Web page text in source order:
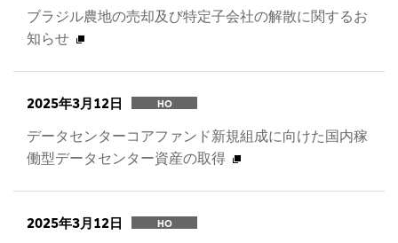
ブラジル農地の売却及び特定子会社の解散に関するお
知らせ
2025年3月12日 HO
データセンターコアファンド新規組成に向けた国内稼
働型データセンター資産の取得
2025年3月12日 HO